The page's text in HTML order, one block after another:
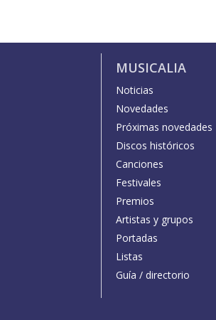
MUSICALIA
Noticias
Novedades
Próximas novedades
Discos históricos
Canciones
Festivales
Premios
Artistas y grupos
Portadas
Listas
Guía / directorio